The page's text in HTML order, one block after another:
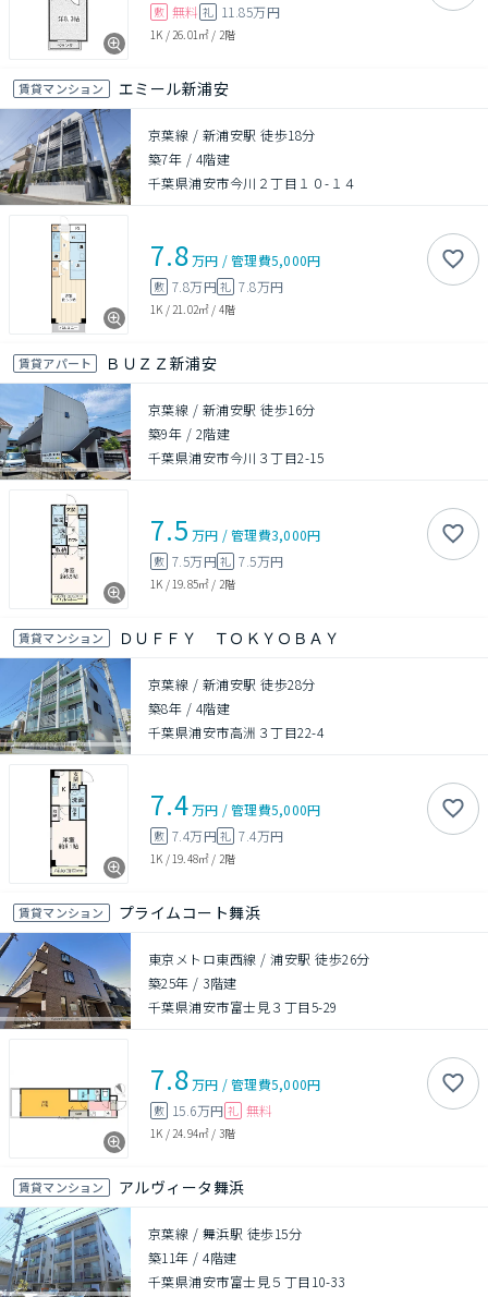
敷 無料 礼 11.85万円
1K / 26.01㎡ / 2階
賃貸マンション エミール新浦安
京葉線 / 新浦安駅 徒歩18分
築7年 / 4階建
千葉県浦安市今川２丁目１０-１４
7.8万円 /管理費5,000円
敷 7.8万円礼 7.8万円
1K / 21.02㎡ / 4階
賃貸アパート ＢＵＺＺ新浦安
京葉線 / 新浦安駅 徒歩16分
築9年 / 2階建
千葉県浦安市今川３丁目2-15
7.5 万円 /管理費3,000円
敷 7.5万円礼 7.5万円
1K / 19.85㎡ / 2階
賃貸マンション ＤＵＦＦＹ ＴＯＫＹＯＢＡＹ
京葉線 / 新浦安駅 徒歩28分
築8年 / 4階建
千葉県浦安市高洲３丁目22-4
7.4万円 /管理費5,000円
敷 7.4万円礼 7.4万円
1K / 19.48㎡ / 2階
賃貸マンション プライムコート舞浜
東京メトロ東西線 / 浦安駅 徒歩26分
築25年 / 3階建
千葉県浦安市富士見３丁目5-29
7.8万円 /管理費5,000円
敷 15.6万円 礼 無料
1K / 24.94㎡ / 3階
賃貸マンション アルヴィータ舞浜
京葉線 / 舞浜駅 徒歩15分
築11年 /4階建
千葉県浦安市富士見５丁目10-33